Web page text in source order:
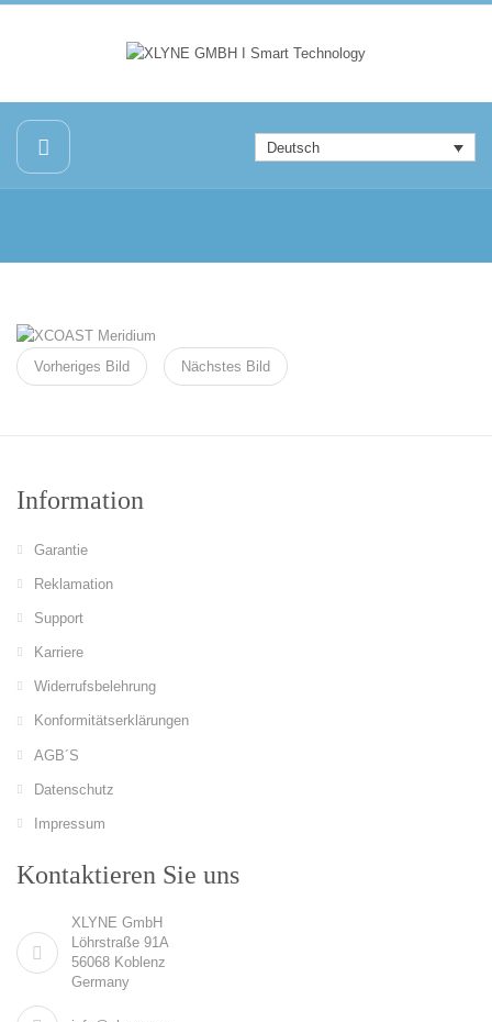
Deutsch
Vorheriges Bild Nächstes Bild
Information
Garantie
Reklamation
Support
Karriere
Widerrufsbelehrung
Konformitätserklärungen
AGB´S
Datenschutz
Impressum
Kontaktieren Sie uns
XLYNE GmbH
Löhrstraße 91A
56068 Koblenz
Germany